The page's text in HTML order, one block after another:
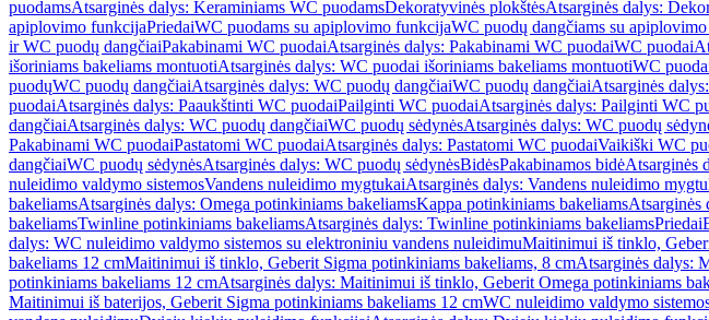
puodamsAtsarginės dalys: Keraminiams WC puodamsDekoratyvinės plokštėsAtsarginės dalys:
apiplovimo funkcijaPriedaiWC puodams su apiplovimo funkcijaWC puodų dangčiams su
ir WC puodų dangčiaiPakabinami WC puodaiAtsarginės dalys: Pakabinami WC puodaiWC puodai
išoriniams bakeliams montuotiAtsarginės dalys: WC puodai išoriniams bakeliams montuotiWC
puodųWC puodų dangčiaiAtsarginės dalys: WC puodų dangčiaiWC puodų dangčiaiAtsarginės
puodaiAtsarginės dalys: Paaukštinti WC puodaiPailginti WC puodaiAtsarginės dalys: Pailginti WC
dangčiaiAtsarginės dalys: WC puodų dangčiaiWC puodų sėdynėsAtsarginės dalys: WC puodų
Pakabinami WC puodaiPastatomi WC puodaiAtsarginės dalys: Pastatomi WC puodaiVaikiški WC
dangčiaiWC puodų sėdynėsAtsarginės dalys: WC puodų sėdynėsBidėsPakabinamos bidėAtsarginės
nuleidimo valdymo sistemosVandens nuleidimo mygtukaiAtsarginės dalys: Vandens nuleidimo
bakeliamsAtsarginės dalys: Omega potinkiniams bakeliamsKappa potinkiniams bakeliamsAtsarginės
bakeliamsTwinline potinkiniams bakeliamsAtsarginės dalys: Twinline potinkiniams bakeliamsPriedai
dalys: WC nuleidimo valdymo sistemos su elektroniniu vandens nuleidimuMaitinimui iš tinklo,
bakeliams 12 cmMaitinimui iš tinklo, Geberit Sigma potinkiniams bakeliams, 8 cmAtsarginės dalys:
potinkiniams bakeliams 12 cmAtsarginės dalys: Maitinimui iš tinklo, Geberit Omega potinkiniams
Maitinimui iš baterijos, Geberit Sigma potinkiniams bakeliams 12 cmWC nuleidimo valdymo